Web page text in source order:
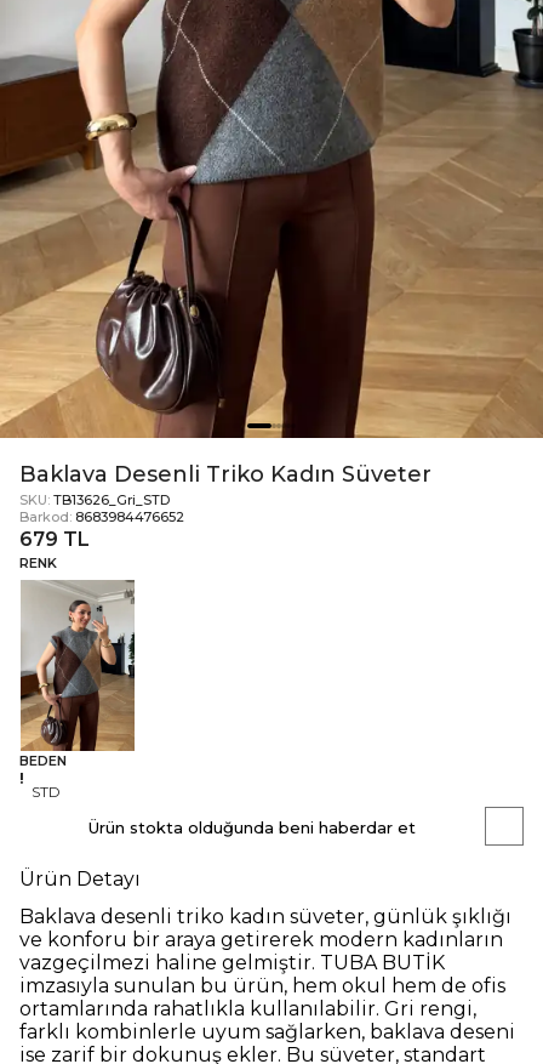
Baklava Desenli Triko Kadın Süveter
SKU: TB13626_Gri_STD
Barkod: 8683984476652
679 TL
RENK
BEDEN
STD
Ürün stokta olduğunda beni haberdar et
Ürün Detayı
Baklava desenli triko kadın süveter, günlük şıklığı
ve konforu bir araya getirerek modern kadınların
vazgeçilmezi haline gelmiştir. TUBA BUTİK
imzasıyla sunulan bu ürün, hem okul hem de ofis
ortamlarında rahatlıkla kullanılabilir. Gri rengi,
farklı kombinlerle uyum sağlarken, baklava deseni
ise zarif bir dokunuş ekler. Bu süveter, standart